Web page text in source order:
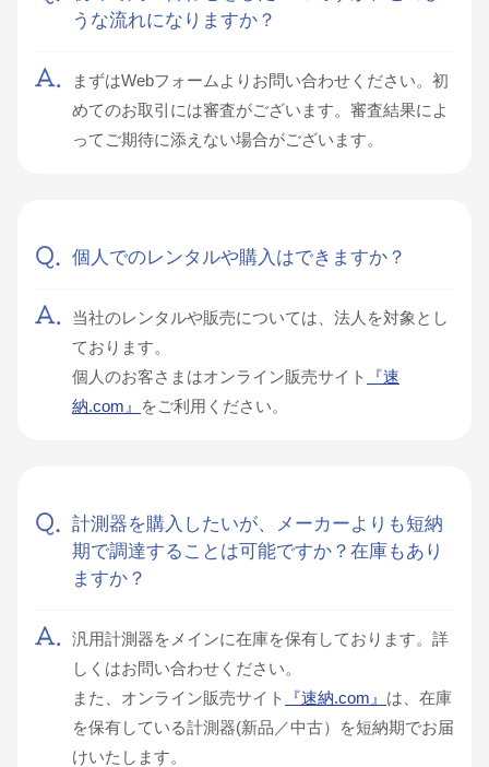
うな流れになりますか？
まずはWebフォームよりお問い合わせください。初
めてのお取引には審査がございます。審査結果によ
ってご期待に添えない場合がございます。
個人でのレンタルや購入はできますか？
当社のレンタルや販売については、法人を対象とし
ております。
個人のお客さまはオンライン販売サイト
『速
納.com』
をご利用ください。
計測器を購入したいが、メーカーよりも短納
期で調達することは可能ですか？在庫もあり
ますか？
汎用計測器をメインに在庫を保有しております。詳
しくはお問い合わせください。
また、オンライン販売サイト
『速納.com』 は、在庫
を保有している計測器(新品／中古）を短納期でお届
けいたします。